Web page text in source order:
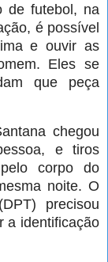
de futebol, na
é possível
e ouvir as
Eles se
que peça
chegou
e tiros
corpo do
noite. O
precisou
a identificação